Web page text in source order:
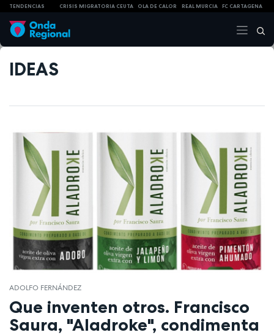
TENDENCIAS CRISIS MIGRATORIA CEUTA OLA DE CALOR REAL MURCIA FC CARTAGENA
IDEAS
ADOLFO FERNÁNDEZ
Que inventen otros. Francisco
Saura, "Aladroke", condimenta